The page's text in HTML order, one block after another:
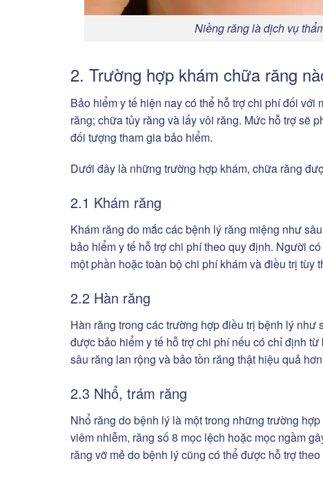
Niềng răng là dịch vụ
2. Trường hợp khám chữa răng
Bảo hiểm y tế hiện nay có thể hỗ trợ chi phí đối
răng; chữa tủy răng và lấy vôi răng. Mức hỗ trợ sẽ
đối tượng tham gia bảo hiểm.
Dưới đây là những trường hợp khám, chữa răng
2.1 Khám răng
Khám răng do mắc các bệnh lý răng miệng như
bảo hiểm y tế hỗ trợ chi phí theo quy định. Người
một phần hoặc toàn bộ chi phí khám và điều trị tùy
2.2 Hàn răng
Hàn răng trong các trường hợp điều trị bệnh lý
được bảo hiểm y tế hỗ trợ chi phí nếu có chỉ định
sâu răng lan rộng và bảo tồn răng thật hiệu quả
2.3 Nhổ, trám răng
Nhổ răng do bệnh lý là một trong những trường
viêm nhiễm, răng số 8 mọc lệch hoặc mọc ngầm
răng vỡ mẻ do bệnh lý cũng có thể được hỗ trợ